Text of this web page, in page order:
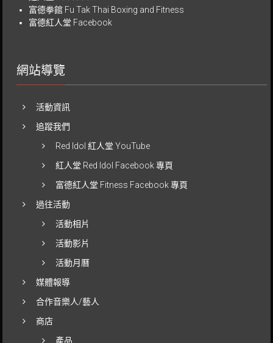
富德拳館 Fu Tak Thai Boxing and Fitness
富德紅人堂 Facebook
網站導覽
活動資訊
追蹤我們
Red Idol 紅人堂 YouTube
紅人堂 Red Idol Facebook 專頁
富德紅人堂 Fitness Facebook 專頁
過往活動
活動相片
活動影片
活動月曆
媒體報導
合作音樂人/藝人
商店
產品